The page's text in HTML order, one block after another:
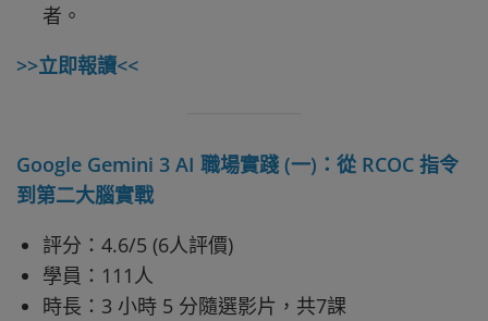
者。
>>立即報讀<<
Google Gemini 3 AI 職場實踐 (一)：從 RCOC 指令
到第二大腦實戰
評分：4.6/5 (6人評價)
學員：111人
時長：3 小時 5 分隨選影片，共7課